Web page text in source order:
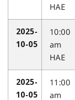
HAE
2025-
10-05
10:00
am
HAE
2025-
10-05
11:00
am